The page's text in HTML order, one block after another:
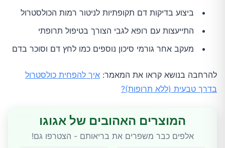
ביצוע בדיקות דם תקופתיות לניטור רמות הכולסטרול
התייעצות עם רופא לגבי הצורך בטיפול תרופתי
מעקב אחר גורמי סיכון נוספים כמו לחץ דם וסוכר בדם
להרחבה בנושא קראו את המאמר: איך להפחית כולסטרול
בדרך טבעית (ללא תרופות)?
המוצרים האהובים של אגוגו
אלפים כבר משפרים את בריאותם - הצטרפו גם!